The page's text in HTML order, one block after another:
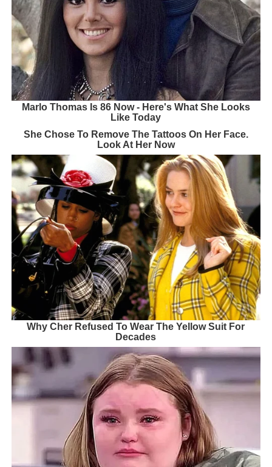
Marlo Thomas Is 86 Now - Here's What She Looks
Like Today
She Chose To Remove The Tattoos On Her Face.
Look At Her Now
Why Cher Refused To Wear The Yellow Suit For
Decades